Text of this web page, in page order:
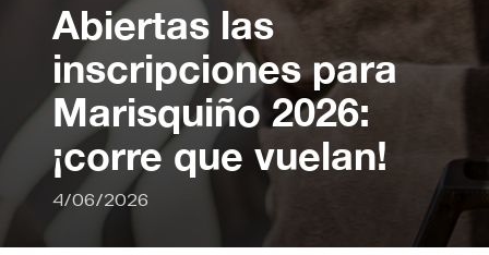
Abiertas las
inscripciones para
Marisquiño 2026:
¡corre que vuelan!
4/06/2026